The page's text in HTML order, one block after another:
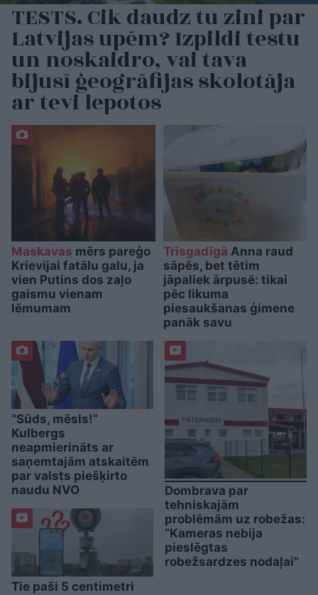
TESTS. Cik daudz tu zini par
Latvijas upēm? Izpildi testu
un noskaidro, vai tava
bijusī ģeogrāfijas skolotāja
ar tevi lepotos
Maskavas mērs pareģo
Krievijai fatālu galu, ja
vien Putins dos zaļo
gaismu vienam
lēmumam
Trīsgadīgā Anna raud
sāpēs, bet tētim
jāpaliek ārpusē: tikai
pēc likuma
piesaukšanas ģimene
panāk savu
“Sūds, mēsls!”
Kulbergs
neapmierināts ar
saņemtajām atskaitēm
par valsts piešķirto
naudu NVO
Tie paši 5 centimetri
Dombrava par
tehniskajām
problēmām uz robežas:
“Kameras nebija
pieslēgtas
robežsardzes nodaļai”